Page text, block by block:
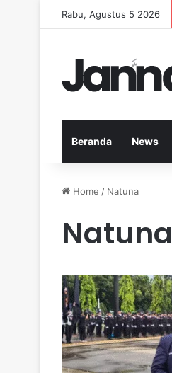
Rabu, Agustus 5 2026
Beranda News
Home / Natuna
Natuna